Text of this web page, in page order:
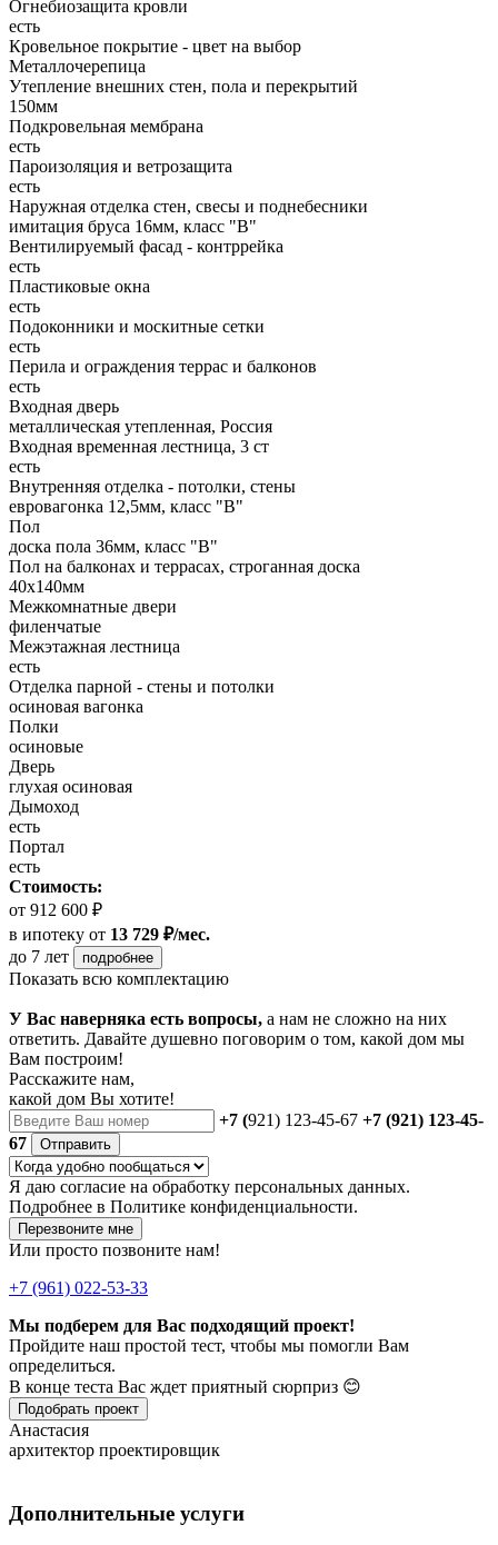
Огнебиозащита кровли
есть
Кровельное покрытие - цвет на выбор
Металлочерепица
Утепление внешних стен, пола и перекрытий
150мм
Подкровельная мембрана
есть
Пароизоляция и ветрозащита
есть
Наружная отделка стен, свесы и поднебесники
имитация бруса 16мм, класс "В"
Вентилируемый фасад - контррейка
есть
Пластиковые окна
есть
Подоконники и москитные сетки
есть
Перила и ограждения террас и балконов
есть
Входная дверь
металлическая утепленная, Россия
Входная временная лестница, 3 ст
есть
Внутренняя отделка - потолки, стены
евровагонка 12,5мм, класс "В"
Пол
доска пола 36мм, класс "B"
Пол на балконах и террасах, строганная доска
40x140мм
Межкомнатные двери
филенчатые
Межэтажная лестница
есть
Отделка парной - стены и потолки
осиновая вагонка
Полки
осиновые
Дверь
глухая осиновая
Дымоход
есть
Портал
есть
Стоимость:
от 912 600 ₽
в ипотеку от 13 729 ₽/мес.
до 7 лет
подробнее
Показать всю комплектацию
У Вас наверняка есть вопросы, а нам не сложно на них
ответить. Давайте душевно поговорим о том, какой дом мы
Вам построим!
Расскажите нам,
какой дом Вы хотите!
+7 (921) 123-45-67 +7 (921) 123-45-
67
Отправить
Я даю согласие на обработку персональных данных.
Подробнее в Политике конфиденциальности.
Перезвоните мне
Или просто позвоните нам!
+7 (961) 022-53-33
Мы подберем для Вас подходящий проект!
Пройдите наш простой тест, чтобы мы помогли Вам
определиться.
В конце теста Вас ждет приятный сюрприз 😊
Подобрать проект
Анастасия
архитектор проектировщик
Дополнительные услуги